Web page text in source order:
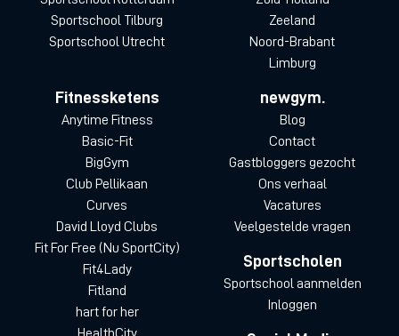
Sportschool Tilburg
Sportschool Utrecht
Zeeland
Noord-Brabant
Limburg
Fitnessketens
Anytime Fitness
Basic-Fit
BigGym
Club Pellikaan
Curves
David Lloyd Clubs
Fit For Free (Nu SportCity)
Fit4Lady
Fitland
hart for her
newgym.
Blog
Contact
Gastbloggers gezocht
Ons verhaal
Vacatures
Veelgestelde vragen
Sportscholen
Sportschool aanmelden
Inloggen